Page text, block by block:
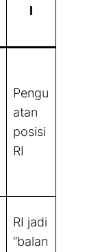
l
Pengu
atan
posisi
RI
RI jadi
“balan